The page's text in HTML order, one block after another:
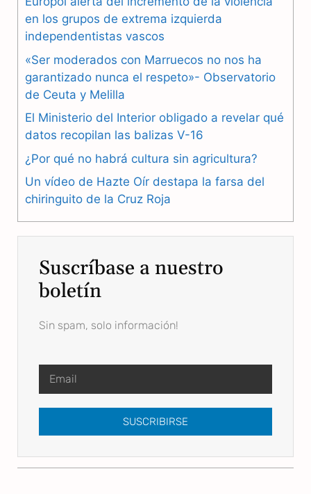
c
b
o
o
k
g
r
a
m
a
s
p
p
en los grupos de extrema izquierda
independentistas vascos
«Ser moderados con Marruecos no nos ha
garantizado nunca el respeto»- Observatorio
de Ceuta y Melilla
El Ministerio del Interior obligado a revelar qué
datos recopilan las balizas V-16
¿Por qué no habrá cultura sin agricultura?
Un vídeo de Hazte Oír destapa la farsa del
chiringuito de la Cruz Roja
Suscríbase a nuestro
boletín
Sin spam, solo información!
SUSCRIBIRSE